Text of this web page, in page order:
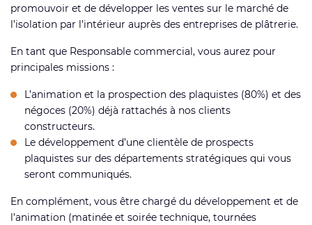
promouvoir et de développer les ventes sur le marché de
l’isolation par l’intérieur auprès des entreprises de plâtrerie.
En tant que Responsable commercial, vous aurez pour
principales missions :
L’animation et la prospection des plaquistes (80%) et des
négoces (20%) déjà rattachés à nos clients
constructeurs.
Le développement d’une clientèle de prospects
plaquistes sur des départements stratégiques qui vous
seront communiqués.
En complément, vous être chargé du développement et de
l’animation (matinée et soirée technique, tournées